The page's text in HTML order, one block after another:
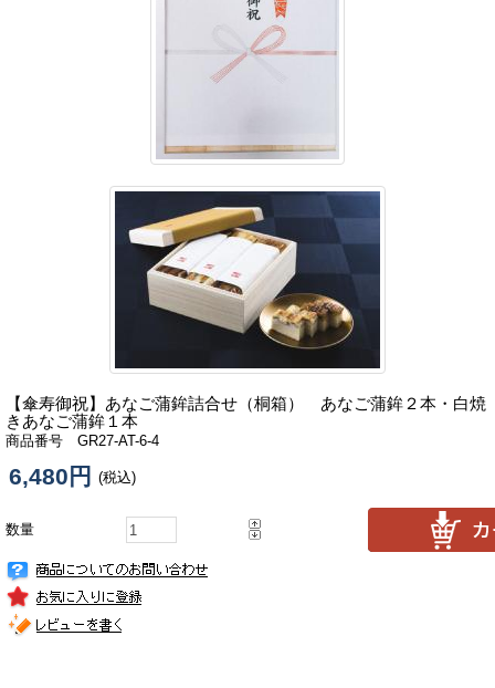
【傘寿御祝】 あなご蒲鉾詰合せ（桐箱） あなご蒲鉾２本・白焼
きあなご蒲鉾１本
商品番号 GR27-AT-6-4
6,480円 (税込)
数量